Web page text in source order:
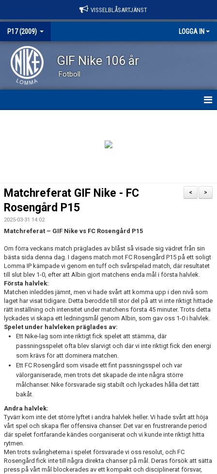
VISSELBLÅSARTJÄNST
P17 (2009) LOGGA IN
GIF Nike 106 år
Fotboll
TRUPPEN
BILDGALLERI
DOKUMENT
KONTAKT
P17 DIV.1 2026 SYDVÄSTRA GÖTALAND
>
<
Matchreferat GIF Nike - FC
Rosengård P15
2025-03-31 14:02
Matchreferat – GIF Nike vs FC Rosengård P15
Om förra veckans match präglades av blåst så visade sig vädret från sin
bästa sida denna dag. I dagens match mot FC Rosengård P15 på ett soligt
Lomma IP kämpade vi genom en tuff och svårspelad match, där resultatet
till slut blev 1-0, efter att Albin gjort matchens enda mål i första halvlek.
Första halvlek:
Matchen inleddes jämnt, men vi hade svårt att komma upp i den nivå som
laget har visat tidigare. Detta berodde till stor del på att vi inte riktigt hittade
rätt inställning och intensitet under matchens första 45 minuter. Trots detta
lyckades vi skapa ett ledningsmål genom Albin, som gav oss 1-0 i halvlek.
Spelet under halvleken präglades av:
Ett Nike-lag som inte riktigt fick spelet att stämma, där
passningsspelet ofta blev slarvigt och där vi inte riktigt fick den energi
som krävs för att dominera matchen.
Ett FC Rosengård som visade ett fint passningsspel och var
välorganiserade, men trots det skapade de inte några större
målchanser. Nike försvarade sig stabilt och lyckades hålla det tätt
bakåt.
Andra halvlek:
Tyvärr kom inte det större lyftet i andra halvlek heller. Vi hade svårt att höja
vårt spel och skapa fler offensiva chanser. Det var en frustrerande period
där spelet fortfarande kändes oorganiserat och vi kunde inte riktigt hitta
rytmen.
Men trots svårigheterna i spelet försvarade vi oss resolut, och FC
Rosengård fick inte till några direkta chanser på mål. Deras försök att sätta
press på vårt mål blockerades av ett kompakt och disciplinerat försvar,